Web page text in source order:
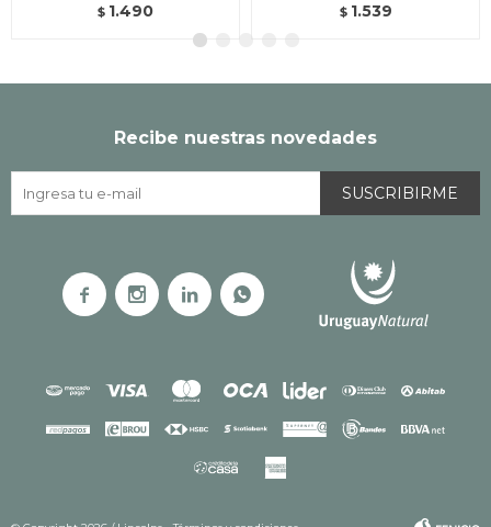
$ 1.490 $ 1.539
Recibe nuestras novedades
SUSCRIBIRME
   